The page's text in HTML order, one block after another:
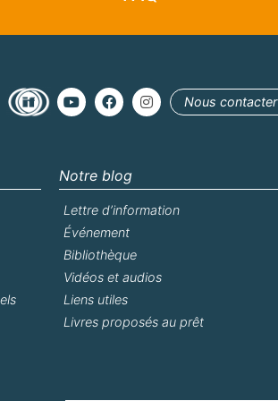
Nous contacter
Notre blog
Lettre d’information
Événement
Bibliothèque
Vidéos et audios
Liens utiles
Livres proposés au prêt